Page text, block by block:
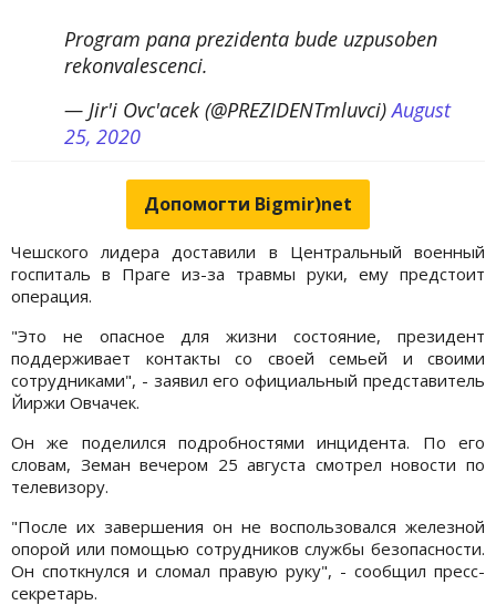
Program pana prezidenta bude uzpusoben
rekonvalescenci.
— Jir'i Ovc'acek (@PREZIDENTmluvci)August
25, 2020
Допомогти Bigmir)net
Чешского лидера доставили в Центральный военный
госпиталь в Праге из-за травмы руки, ему предстоит
операция.
"Это не опасное для жизни состояние, президент
поддерживает контакты со своей семьей и своими
сотрудниками", - заявил его официальный представитель
Йиржи Овчачек.
Он же поделился подробностями инцидента. По его
словам, Земан вечером 25 августа смотрел новости по
телевизору.
"После их завершения он не воспользовался железной
опорой или помощью сотрудников службы безопасности.
Он споткнулся и сломал правую руку", - сообщил пресс-
секретарь.